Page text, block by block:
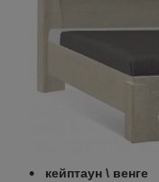
кейптаун \ венге